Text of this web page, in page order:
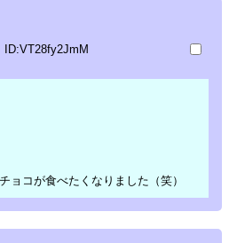
ID:VT28fy2JmM
ョコが食べたくなりました（笑）